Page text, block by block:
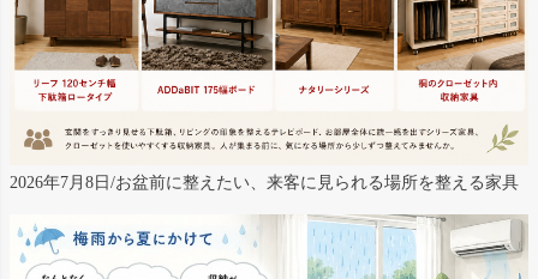
2026年7月8日/お盆前に整えたい、来客に見られる場所を整える家具